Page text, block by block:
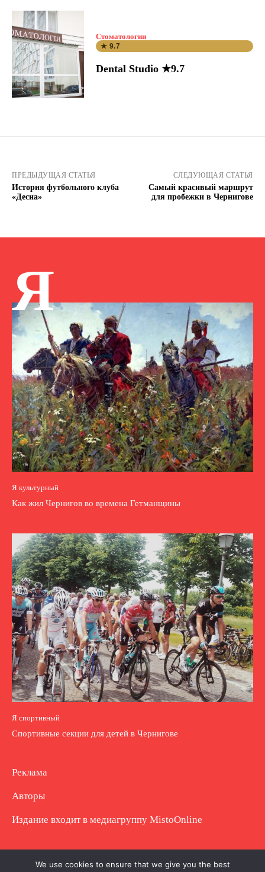
Стоматологии
★ 9.7
Dental Studio ★9.7
ПРЕДЫДУЩАЯ СТАТЬЯ
История футбольного клуба
«Десна»
СЛЕДУЮЩАЯ СТАТЬЯ
Самый красивый маршрут
для пробежки в Чернигове
Я
Я культурный
Как жил Чернигов во времена Гетманщины
Я спортивный
Спортивные секции для детей в Чернигове
Реклама
Авторы
Издание входит в медиагруппу MistoOnline
Copyright © Полное использование материала
We use cookies to ensure that we give you the best